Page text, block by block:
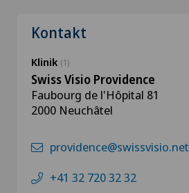
Kontakt
Klinik (1)
Swiss Visio Providence
Faubourg de l'Hôpital 81
2000 Neuchâtel
providence@swissvisio.net
+41 32 720 32 32